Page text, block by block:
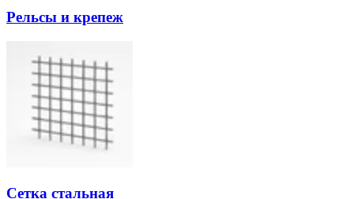
Рельсы и крепеж
Сетка стальная